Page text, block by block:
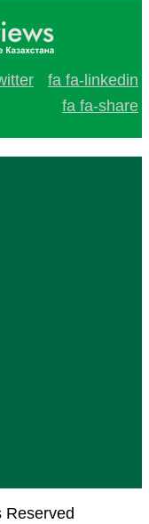
fa fa-linkedin
fa fa-share
Reserved